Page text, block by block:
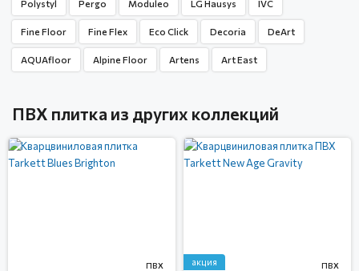
Polystyl Pergo Moduleo LG Hausys IVC
Fine Floor Fine Flex Eco Click Decoria DeArt
AQUAfloor Alpine Floor Artens Art East
ПВХ плитка из других коллекций
ПВХ акция ПВХ